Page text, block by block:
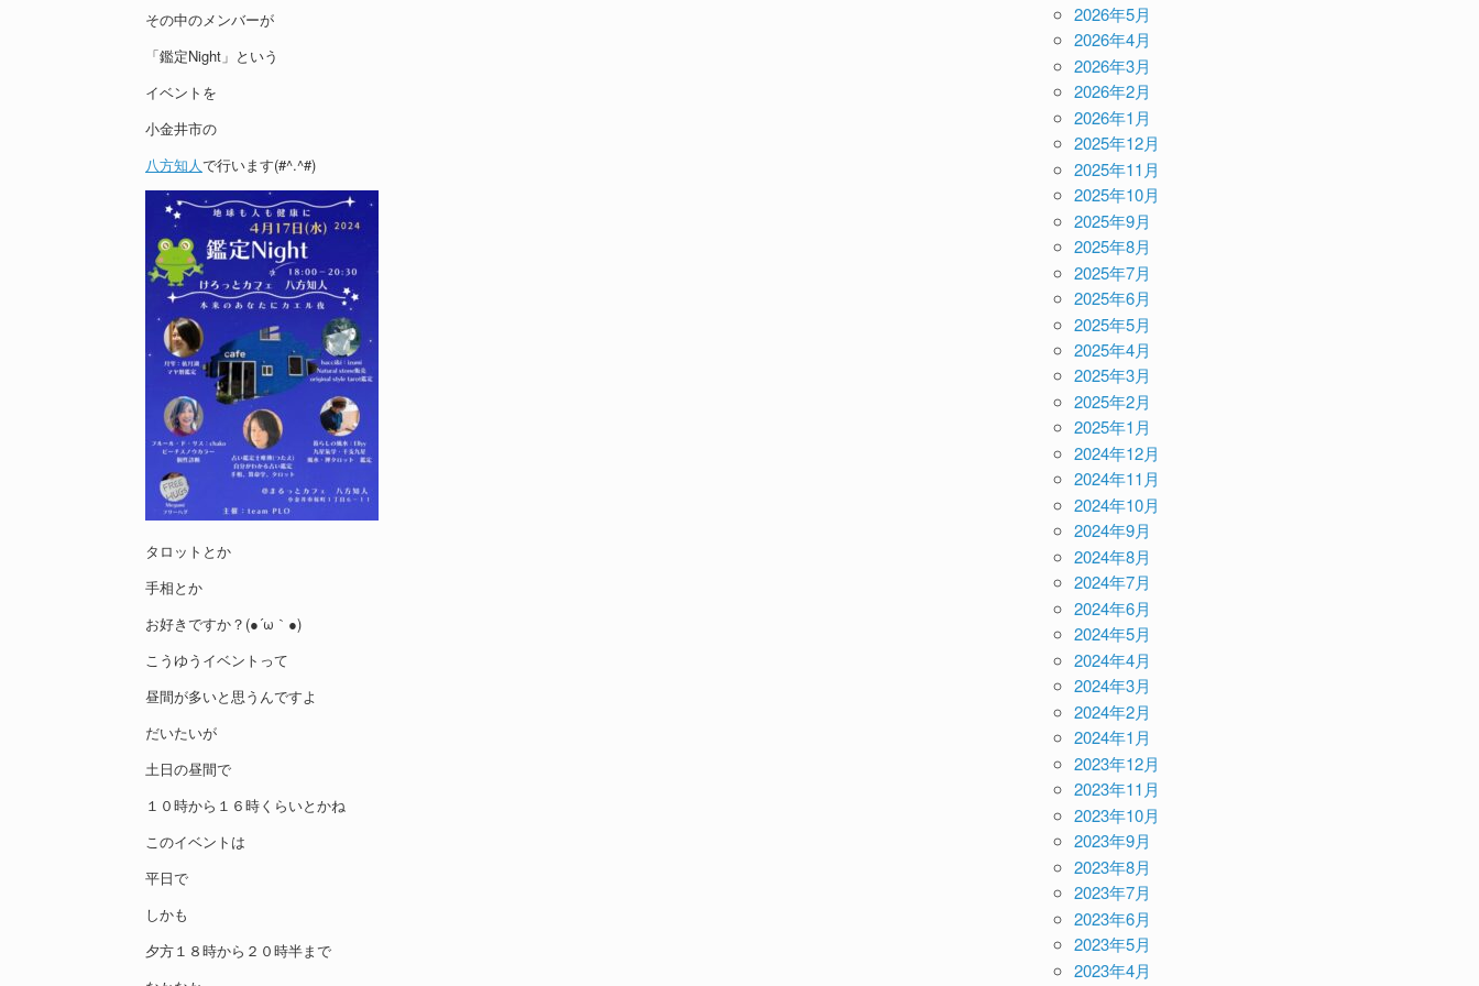
その中のメンバーが
「鑑定Night」という
イベントを
小金井市の
八方知人で行います(#^.^#)
タロットとか
手相とか
お好きですか？(●´ω｀●)
こうゆうイベントって
昼間が多いと思うんですよ
だいたいが
土日の昼間で
１０時から１６時くらいとかね
このイベントは
平日で
しかも
夕方１８時から２０時半まで
2026年5月
2026年4月
2026年3月
2026年2月
2026年1月
2025年12月
2025年11月
2025年10月
2025年9月
2025年8月
2025年7月
2025年6月
2025年5月
2025年4月
2025年3月
2025年2月
2025年1月
2024年12月
2024年11月
2024年10月
2024年9月
2024年8月
2024年7月
2024年6月
2024年5月
2024年4月
2024年3月
2024年2月
2024年1月
2023年12月
2023年11月
2023年10月
2023年9月
2023年8月
2023年7月
2023年6月
2023年5月
2023年4月